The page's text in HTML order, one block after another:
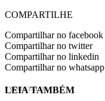
COMPARTILHE
Compartilhar no facebook
Compartilhar no twitter
Compartilhar no linkedin
Compartilhar no whatsapp
EVINIS TALON
LEIA TAMBÉM